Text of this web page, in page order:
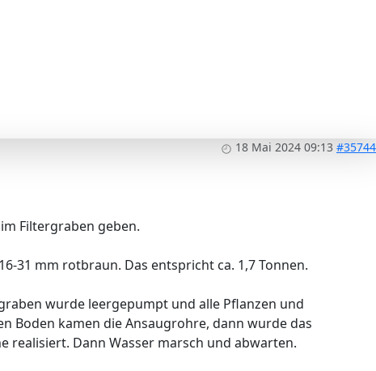
18 Mai 2024 09:13 #35744
Filtergraben geben.
31 mm rotbraun. Das entspricht ca. 1,7 Tonnen.
wurde leergepumpt und alle Pflanzen und
Boden kamen die Ansaugrohre, dann wurde das
realisiert. Dann Wasser marsch und abwarten.